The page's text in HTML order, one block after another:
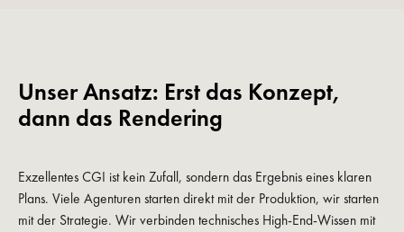
Unser Ansatz: Erst das Konzept,
dann das Rendering
Exzellentes CGI ist kein Zufall, sondern das Ergebnis eines klaren
Plans. Viele Agenturen starten direkt mit der Produktion, wir starten
mit der Strategie. Wir verbinden technisches High-End-Wissen mit